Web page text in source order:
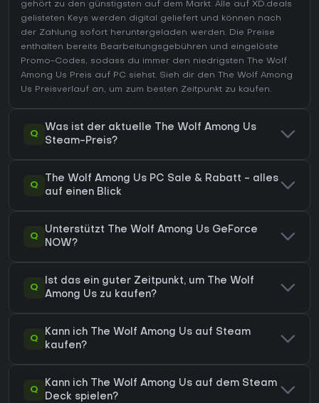
gehört zu den günstigsten auf dem Markt. Alle auf XD.deals
gelisteten Keys werden digital geliefert und können nach
der Zahlung sofort heruntergeladen werden. Die Preise
enthalten bereits Bearbeitungsgebühren und eingelöste
Promo-Codes, sodass du immer den niedrigsten The Wolf
Among Us Preis auf PC siehst. Sieh dir den The Wolf Among
Us Preisverlauf an, um zum besten Zeitpunkt zu kaufen.
Q
Was ist der aktuelle The Wolf Among Us
Steam-Preis?
Q
The Wolf Among Us PC Sale & Rabatt - alles
auf einen Blick
Q
Unterstützt The Wolf Among Us GeForce
NOW?
Q
Ist das ein guter Zeitpunkt, um The Wolf
Among Us zu kaufen?
Q
Kann ich The Wolf Among Us auf Steam
kaufen?
Q
Kann ich The Wolf Among Us auf dem Steam
Deck spielen?